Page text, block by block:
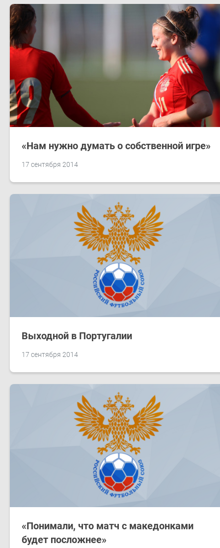
17 сентября 2014
«Нам нужно думать о собственной игре»
17 сентября 2014
Выходной в Португалии
«Понимали, что матч с македонками
будет посложнее»